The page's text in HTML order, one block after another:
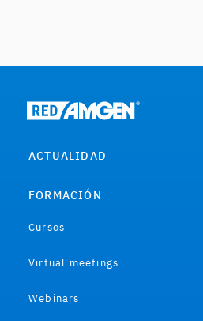
ACTUALIDAD
FORMACIÓN
Cursos
Virtual meetings
Webinars